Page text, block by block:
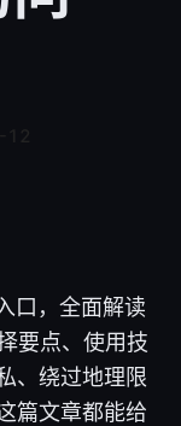
口，全面解读
要点、使用技
、绕过地理限
篇文章都能给